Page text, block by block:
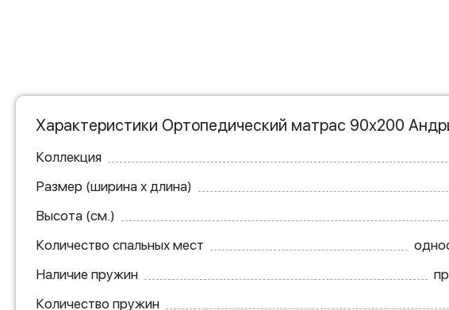
Характеристики Ортопедический матрас 90х200
Коллекция
Размер (ширина х длина)
Высота (см.)
Количество спальных мест
Наличие пружин
Количество пружин